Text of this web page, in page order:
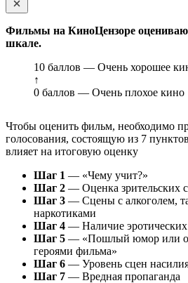
Фильмы на КиноЦензоре
шкале.
10 баллов — Очень хорошее
↑
0 баллов — Очень плохое кино
Чтобы оценить фильм, необходимо
голосования, состоящую из 7
влияет на итоговую оценку
Шаг 1 — «Чему учит?»
Шаг 2 — Оценка зрительских
Шаг 3 — Сцены с алкоголем,
наркотиками
Шаг 4 — Наличие эротических
Шаг 5 — «Пошлый юмор или
героями фильма»
Шаг 6 — Уровень сцен
Шаг 7 — Вредная пропаганда